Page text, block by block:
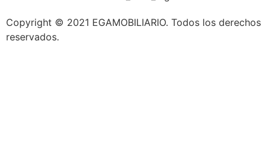
Copyright © 2021 EGAMOBILIARIO. Todos los derechos
reservados.